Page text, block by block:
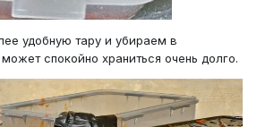
удобную тару и убираем в
спокойно храниться очень долго.